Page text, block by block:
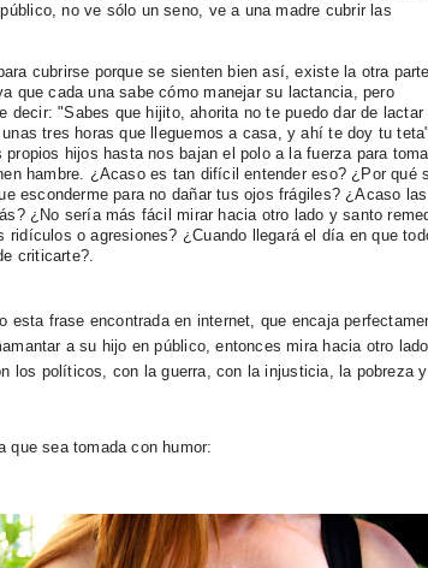
no ve sólo un seno, ve a una madre cubrir las
cubrirse porque se sienten bien así, existe la otra parte
que cada una sabe cómo manejar su lactancia, pero
decir: "Sabes que hijito, ahorita no te puedo dar de lactar
tres horas que lleguemos a casa, y ahí te doy tu
hijos hasta nos bajan el polo a la fuerza para
hambre. ¿Acaso es tan difícil entender eso? ¿Por qué
esconderme para no dañar tus ojos frágiles? ¿Acaso las
¿No sería más fácil mirar hacia otro lado y santo
o agresiones? ¿Cuando llegará el día en que
criticarte?.
esta frase encontrada en internet, que encaja
a su hijo en público, entonces mira hacia otro
los políticos, con la guerra, con la injusticia, la pobreza y
que sea tomada con humor: